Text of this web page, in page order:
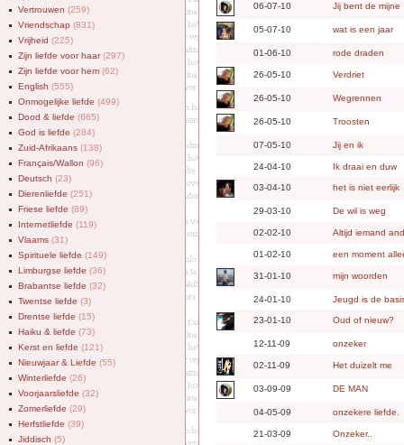
06-07-10 Jij bent de mijne
05-07-10 wat is een jaar
01-06-10 rode draden
26-05-10 Verdriet
26-05-10 Wegrennen
26-05-10 Troosten
07-05-10 Jij en ik
24-04-10 Ik draai en duw
03-04-10 het is niet eerlijk
29-03-10 De wil is weg
02-02-10 Altijd iemand
01-02-10 een moment
31-01-10 mijn woorden
24-01-10 Jeugd is de
23-01-10 Oud of nieuw?
12-11-09 onzeker
02-11-09 Het duizelt me
03-09-09 DE MAN
04-05-09 onzekere liefde.
21-03-09 Onzeker..
Vertrouwen (259)
Vriendschap (831)
Vrijheid (225)
Zijn liefde voor haar(297)
Zijn liefde voor hem (62)
English (555)
Onmogelijke liefde (499)
Dood & liefde (665)
God is liefde (284)
Zuid-Afrikaans (138)
Français/Wallon (96)
Deutsch (23)
Dierenliefde (251)
Friese liefde (89)
Internetliefde (119)
Vlaams (31)
Spirituele liefde (149)
Limburgse liefde (36)
Brabantse liefde (32)
Twentse liefde (3)
Drentse liefde (15)
Haiku & liefde (73)
Kerst en liefde (121)
Nieuwjaar & Liefde (55)
Winterliefde (26)
Voorjaarsliefde (32)
Zomerliefde (29)
Herfstliefde (39)
Jiddisch (5)